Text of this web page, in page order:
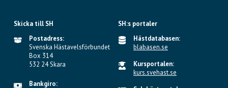
Skicka till SH
Postadress:
Svenska Hästavelsförbundet
Box 314
532 24 Skara
Bankgiro:
SH:s portaler
Hästdatabasen:
blabasen.se
Kursportalen:
kurs.svehast.se